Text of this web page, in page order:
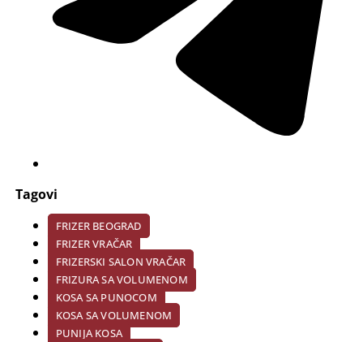
Tagovi
FRIZER BEOGRAD
FRIZER VRAČAR
FRIZERSKI SALON VRAČAR
FRIZURA SA VOLUMENOM
KOSA SA PUNOCOM
KOSA SA VOLUMENOM
PUNIJA KOSA